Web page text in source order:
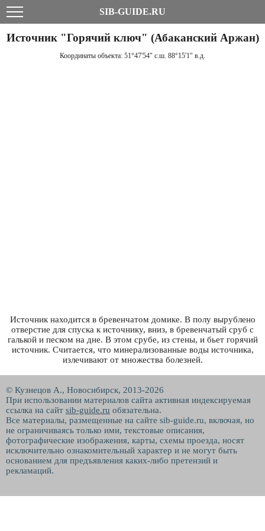
SIB-GUIDE.RU
Источник "Горячий ключ" (Абаканский Аржан)
Координаты объекта: 51°47'54" с.ш. 88°15'1" в.д.
Источник находится в бревенчатом домике. В полу вырублено
отверстие для спуска к источнику, вниз, в бревенчатый сруб с
галькой и песком на дне. В этом срубе, из стены, и бьет горячий
источник. Считается, что минерализованные воды источника,
излечивают от множества болезней.
© Кузнецов А., Новосибирск, 2013-2026
При использовании материалов сайта активная индексируемая
ссылка на сайт sib-guide.ru обязательна.
Все материалы, размещенные на сайте sib-guide.ru, включая, но
не ограничиваясь только ими, текстовые описания,
фотографические изображения, карты, схемы проезда, носят
исключительно ознакомительный характер и не могут быть
основанием для предъявления каких-либо претензий и
рекламаций.